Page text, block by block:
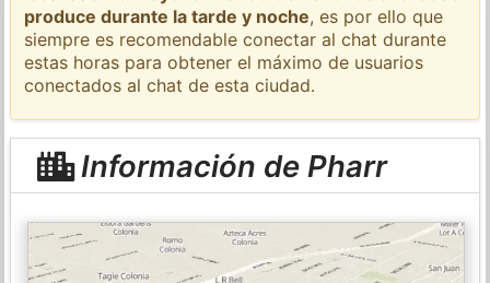
produce durante la tarde y noche, es por ello que
siempre es recomendable conectar al chat durante
estas horas para obtener el máximo de usuarios
conectados al chat de esta ciudad.
Información de Pharr